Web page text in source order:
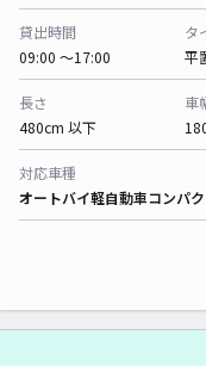
貸出時間
09:00 〜17:00
タ
平
長さ
480cm 以下
車
対応車種
オートバイ軽自動車コンパ